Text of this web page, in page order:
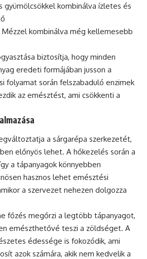
gyümölcsökkel kombinálva ízletes és
Mézzel kombinálva még kellemesebb
biztosítja, hogy minden
eredeti formájában jusson a
folyamat során felszabaduló enzimek
az emésztést, ami csökkenti a
a sárgarépa szerkezetét,
előnyös lehet. A hőkezelés során a
a tápanyagok könnyebben
hasznos lehet emésztési
a szervezet nehezen dolgozza
főzés megőrzi a legtöbb tápanyagot,
emészthetővé teszi a zöldséget. A
édessége is fokozódik, ami
azok számára, akik nem kedvelik a